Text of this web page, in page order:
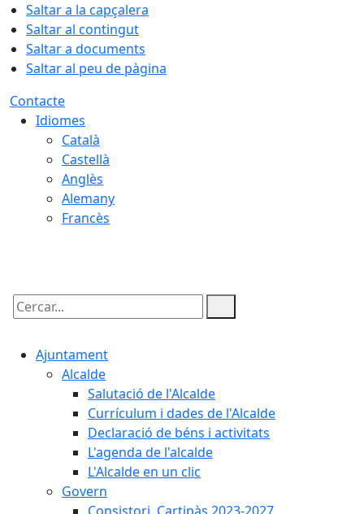
Saltar a la capçalera
Saltar al contingut
Saltar a documents
Saltar al peu de pàgina
Contacte
Idiomes
Català
Castellà
Anglès
Alemany
Francès
Cercar:
Ajuntament
Alcalde
Salutació de l'Alcalde
Currículum i dades de l'Alcalde
Declaració de béns i activitats
L'agenda de l'alcalde
L'Alcalde en un clic
Govern